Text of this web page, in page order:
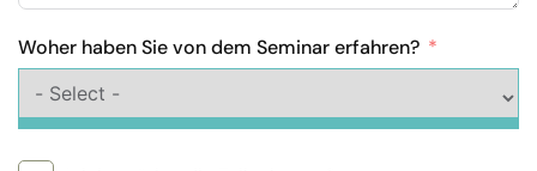
Woher haben Sie von dem Seminar erfahren?